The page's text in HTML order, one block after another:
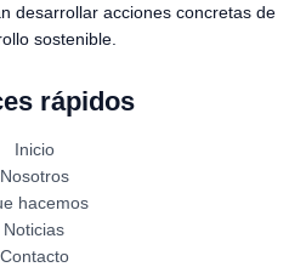
desarrollar acciones concretas de
sostenible.
rápidos
Inicio
Nosotros
hacemos
Noticias
Contacto